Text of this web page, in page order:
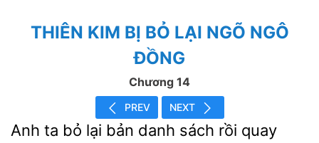
THIÊN KIM BỊ BỎ LẠI NGÕ NGÔ
ĐỒNG
Chương 14
PREV NEXT
Anh ta bỏ
bản danh sách rồi quay